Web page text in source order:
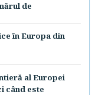
de
în Europa din
al Europei
când este